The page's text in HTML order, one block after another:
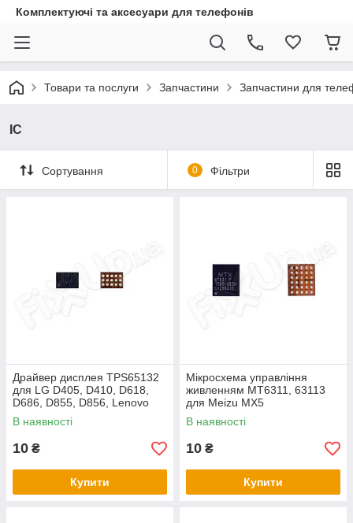
Комплектуючі та аксесуари для телефонів
Товари та послуги Запчастини Запчастини для
IC
Сортування 0 Фільтри
Драйвер дисплея TPS65132
для LG D405, D410, D618,
D686, D855, D856, Lenovo
A6000, A6010, A7000
В наявності
10 ₴
Купити
Мікросхема управління
живленням MT6311, 63113
для Meizu MX5
В наявності
10 ₴
Купити